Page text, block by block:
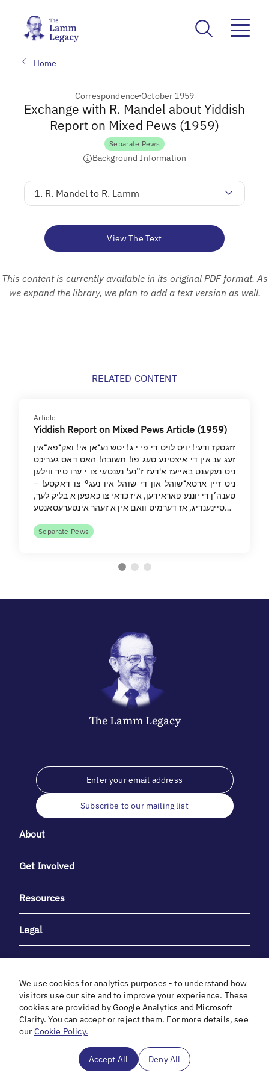
Home
CorrespondenceOctober 1959
Exchange with R. Mandel about Yiddish
Report on Mixed Pews (1959)
Separate Pews
Background Information
1. R. Mandel to R. Lamm
View The Text
This content is currently available in its original PDF format. As
we expand the library, we plan to add a text version as well.
RELATED CONTENT
Article
Yiddish Report on Mixed Pews Article (1959)
זזגטקז ודעי! יויס לויט די פי י ג! יטש נע־אן אי! ואק־פא־אין
זעג ענ אין די איצטינע טעג פו! תשובה! האט דאס געריכט
ניט נעקענט באייעז א'דעז ז”נע' נענטעי צו י ערו טיר ווילען
ניט זיין ארטא־שוהל און די שוהל איו נעג° צו דאקסע! –
טענה׳ן די יוננע פאראידען, איז כדאי צו כאפען א בליק לעך,
סיינענדיג, אז דערמיט וואם אין א זעהר אינטערעסאנטע…
Separate Pews
The LammLegacy
Subscribe to our mailing list
About
Get Involved
Resources
Legal
With heartfelt gratitude to Debbie & Elliot Gibber for their
unwavering support and generosity.
We use cookies for analytics purposes - to understand how
visitors use our site and to improve your experience. These
cookies are provided by Google Analytics and Microsoft
Clarity. You can accept or reject them. For more details, see
our Cookie Policy.
Accept All Deny All